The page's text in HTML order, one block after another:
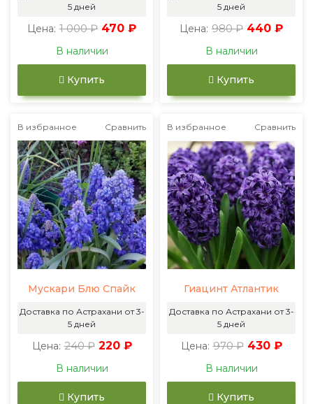
5 дней
Цена: 1 000 ₽ 470 ₽
В наличии
Купить
5 дней
Цена: 980 ₽ 440 ₽
В наличии
Купить
В избранное Сравнить
Мускари Блю Спайк
Доставка по Астрахани от 3-
5 дней
Цена: 240 ₽ 220 ₽
В наличии
Купить
В избранное Сравнить
Гиацинт Атлантик
Доставка по Астрахани от 3-
5 дней
Цена: 970 ₽ 430 ₽
В наличии
Купить